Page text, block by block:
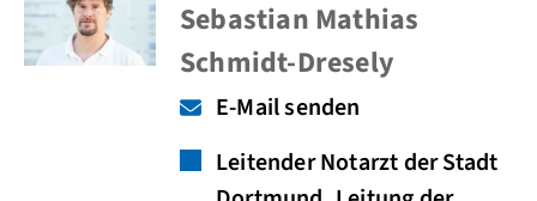
Sebastian Mathias
Schmidt-Dresely
E-Mail senden
Leitender Notarzt der Stadt